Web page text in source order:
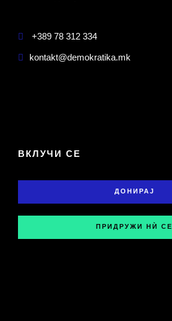
+389 78 312 334
kontakt@demokratika.mk
ВКЛУЧИ СЕ
ДОНИРАЈ
ПРИДРУЖИ НЍ СЕ